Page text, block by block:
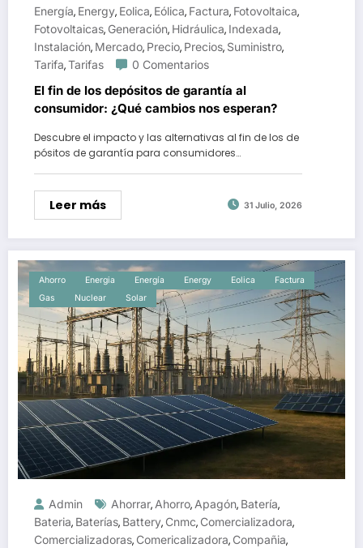
Energía, Energy, Eolica, Eólica, Factura, Fotovoltaica,
Fotovoltaicas, Generación, Hidráulica, Indexada,
Instalación, Mercado, Precio, Precios, Suministro,
Tarifa,Tarifas 0 Comentarios
El fin de los depósitos de garantía al
consumidor: ¿Qué cambios nos esperan?
Descubre el impacto y las alternativas al fin de los de
pósitos de garantía para consumidores…
Leer más 31 Julio, 2026
Ahorro Energia Energía Energy Eolica
Factura
Gas
Nuclear Solar
Admin Ahorrar, Ahorro, Apagón, Batería,
Bateria, Baterías, Battery, Cnmc, Comercializadora,
Comercializadoras, Comericalizadora, Compañia,